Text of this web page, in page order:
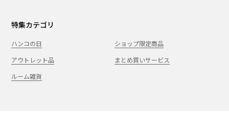
特集カテゴリ
ハンコの日
ショップ限定商品
アウトレット品
まとめ買いサービス
ルーム雑貨